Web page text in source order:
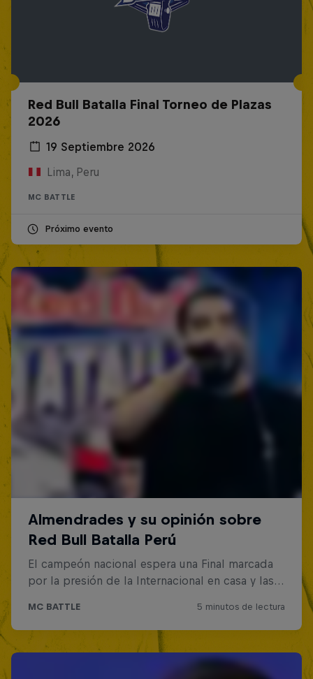
Red Bull Batalla Final Torneo de Plazas
2026
19 Septiembre 2026
Lima, Peru
MC BATTLE
Próximo evento